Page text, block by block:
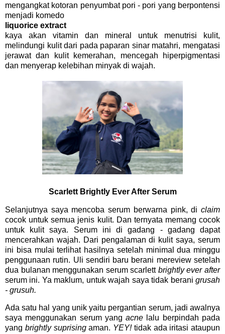
mengangkat kotoran penyumbat pori - pori yang berpontensi
menjadi komedo
liquorice extract
kaya akan vitamin dan mineral untuk menutrisi kulit,
melindungi kulit dari pada paparan sinar matahri, mengatasi
jerawat dan kulit kemerahan, mencegah hiperpigmentasi
dan menyerap kelebihan minyak di wajah.
Scarlett Brightly Ever After Serum
Selanjutnya saya mencoba serum berwarna pink, di claim
cocok untuk semua jenis kulit. Dan ternyata memang cocok
untuk kulit saya. Serum ini di gadang - gadang dapat
mencerahkan wajah. Dari pengalaman di kulit saya, serum
ini bisa mulai terlihat hasilnya setelah minimal dua minggu
penggunaan rutin. Uli sendiri baru berani mereview setelah
dua bulanan menggunakan serum scarlett brightly ever after
serum ini. Ya maklum, untuk wajah saya tidak berani grusah
- grusuh.
Ada satu hal yang unik yaitu pergantian serum, jadi awalnya
saya menggunakan serum yangacne lalu berpindah pada
yang brightly suprisingaman. YEY! tidak ada iritasi ataupun